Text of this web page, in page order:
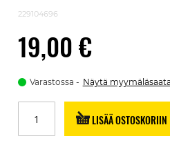
229104696
19,00 €
Varastossa Näytä
LISÄÄ OSTOSKORIIN